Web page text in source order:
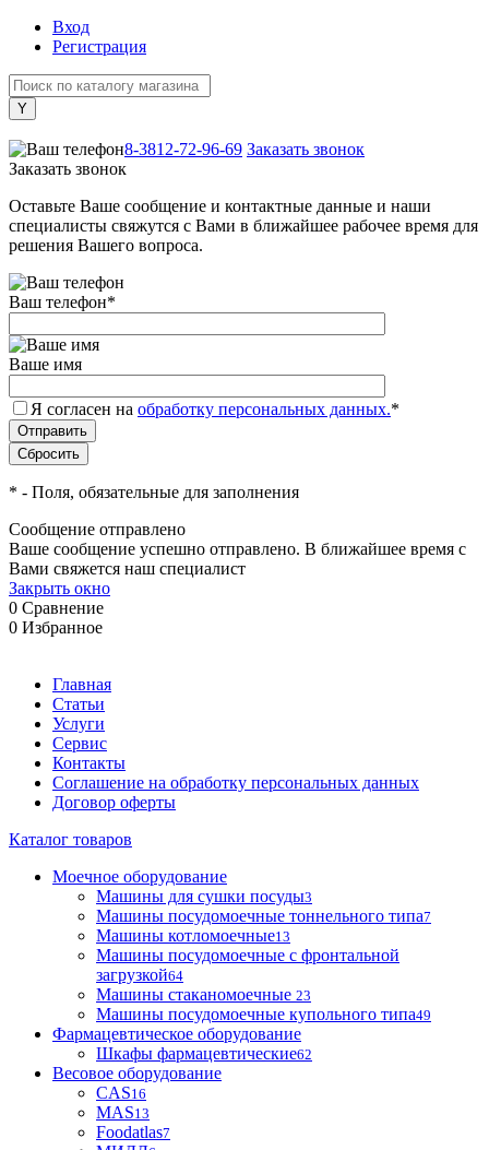
Вход
Регистрация
8-3812-72-96-69 Заказать звонок
Заказать звонок
Оставьте Ваше сообщение и контактные данные и наши
специалисты свяжутся с Вами в ближайшее рабочее время для
решения Вашего вопроса.
Ваш телефон*
Ваше имя
Я согласен на обработку персональных данных.*
* - Поля, обязательные для заполнения
Сообщение отправлено
Ваше сообщение успешно отправлено. В ближайшее время с
Вами свяжется наш специалист
Закрыть окно
0 Сравнение
0 Избранное
Главная
Статьи
Услуги
Сервис
Контакты
Соглашение на обработку персональных данных
Договор оферты
Каталог товаров
Моечное оборудование
Машины для сушки посуды3
Машины посудомоечные тоннельного типа7
Машины котломоечные13
Машины посудомоечные с фронтальной
загрузкой64
Машины стаканомоечные 23
Машины посудомоечные купольного типа49
Фармацевтическое оборудование
Шкафы фармацевтические62
Весовое оборудование
CAS16
MAS13
Foodatlas7